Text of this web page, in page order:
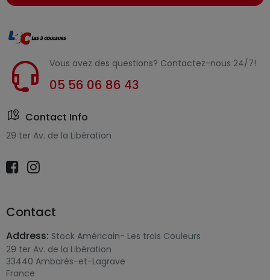
Vous avez des questions? Contactez-nous 24/7!
05 56 06 86 43
Contact Info
29 ter Av. de la Libération
Contact
Address: Stock Américain- Les trois Couleurs
29 ter Av. de la Libération
33440 Ambarès-et-Lagrave
France